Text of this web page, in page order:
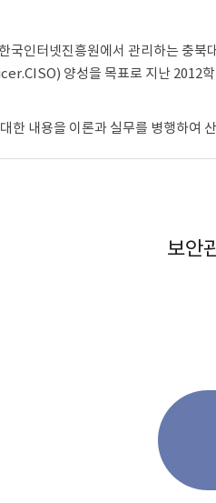
국인터넷진흥원에서 관리하는 충
양성을 목표로 지난 2012학
한 내용을 이론과 실무를 병행하여